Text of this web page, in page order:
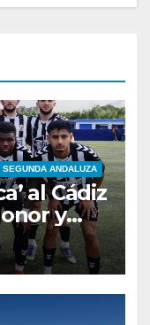
SEGUNDA ANDALUZA
al Cádiz
y
al